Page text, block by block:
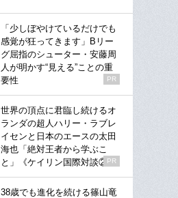
「少しぼやけているだけでも
感覚が狂ってきます」Bリー
グ屈指のシューター・安藤周
人が明かす“見える”ことの重
要性
PR
世界の頂点に君臨し続けるオ
ランダの超人ハリー・ラブレ
イセンと日本のエースの太田
海也「絶対王者から学ぶこ
と」《ケイリン国際対談②》
PR
38歳でも進化を続ける篠山竜